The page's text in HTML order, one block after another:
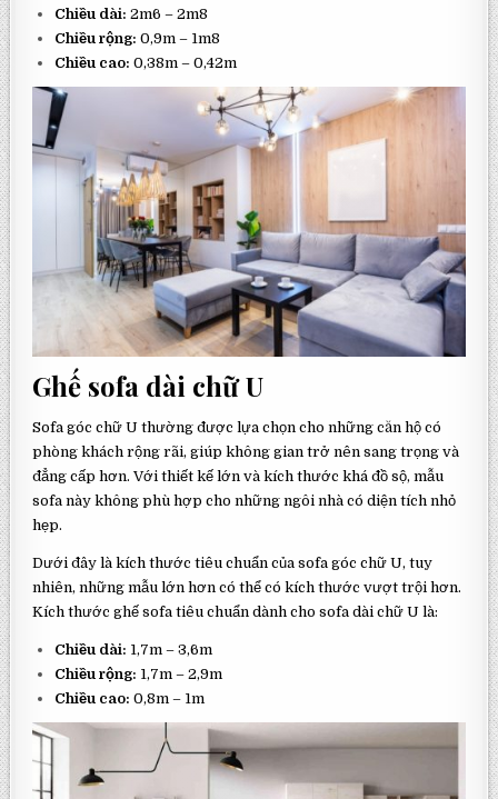
Chiều dài: 2m6 – 2m8
Chiều rộng: 0,9m – 1m8
Chiều cao: 0,38m – 0,42m
Ghế sofa dài chữ U
Sofa góc chữ U thường được lựa chọn cho những căn hộ có
phòng khách rộng rãi, giúp không gian trở nên sang trọng và
đẳng cấp hơn. Với thiết kế lớn và kích thước khá đồ sộ, mẫu
sofa này không phù hợp cho những ngôi nhà có diện tích nhỏ
hẹp.
Dưới đây là kích thước tiêu chuẩn của sofa góc chữ U, tuy
nhiên, những mẫu lớn hơn có thể có kích thước vượt trội hơn.
Kích thước ghế sofa tiêu chuẩn dành cho sofa dài chữ U là:
Chiều dài: 1,7m – 3,6m
Chiều rộng: 1,7m – 2,9m
Chiều cao: 0,8m – 1m